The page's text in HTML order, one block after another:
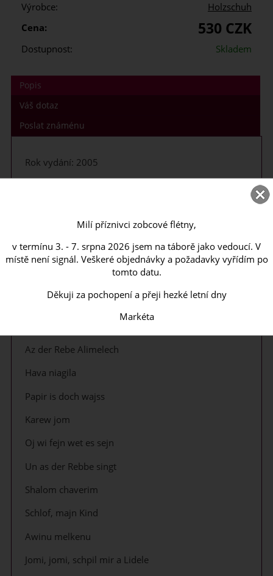
Výrobce:
Holzschuh
Cena:
530 CZK
Dostupnost: Skladem
Popis
Váš dotaz
Poslat známénu
Rok vydání: 2005
Ich hob a kleynen yingele
Hevenu shalom alejchem
Az der Rebe Alimelech
Hava niagila
Papir is doch wajss
Karew jom
Oj wi fejn wet es sejn
Un as der Rebbe singt
Shalom chaverim
Schlof, majn Kind
Awinu melkenu
Jomi, jomi, schpil mir a Lidele
Milí příznivci zobcové flétny,
v termínu 3. - 7. srpna 2026 jsem na táborě jako vedoucí. V
místě není signál. Veškeré objednávky a požadavky vyřídím po
tomto datu.
Děkuji za pochopení a přeji hezké letní dny
Markéta